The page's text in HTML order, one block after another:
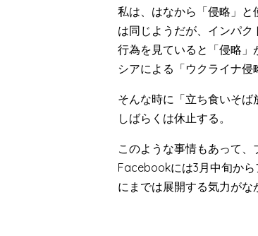
私は、はなから「侵略」
は同じようだが、インパ
行為を見ていると「侵略」
シアによる「ウクライナ侵
そんな時に「立ち食いそ
しばらくは休止する。
このような事情もあって
Facebookには3月中旬か
にまでは展開する気力がな